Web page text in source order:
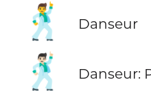
🕺 Danseur
🕺🏻 Danseur: